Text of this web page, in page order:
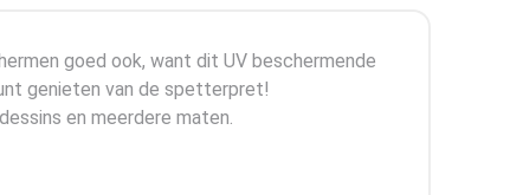
goed ook, want dit UV beschermende
genieten van de spetterpret!
en meerdere maten.